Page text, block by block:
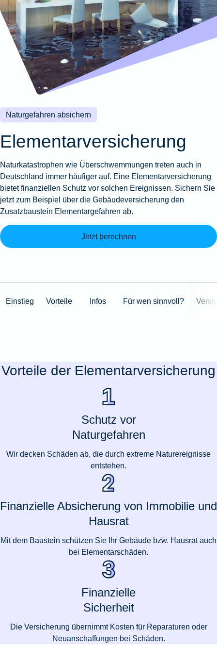
Wohnungsschutzbrief
Zur
Produktübersicht
Gewässerschadenhaftpflicht
Zur
Produktübersicht
Zur
Produktübersicht
Reisehaftpflichtversicherung
Reiserücktrittsversicherung
Zur
Produktübersicht
Zur
Produktübersicht
Zur
Produktübersicht
Zur
Produktübersicht
Montageversicherung
Zur
Produktübersicht
Gruppenunfall für
Betriebe
Gruppenunfall für
Vereine
Produktübersicht
Kunstversicherung
Ausstellungsversicherung
Valorenversicherung
Oldtimersammlungsversicherung
Zur
Naturgefahren absichern
Elementarversicherung
Naturkatastrophen wie Überschwemmungen treten auch in
Deutschland immer häufiger auf. Eine Elementarversicherung
bietet finanziellen Schutz vor solchen Ereignissen. Sichern Sie
jetzt zum Beispiel über die Gebäudeversicherung den
Zusatzbaustein Elementargefahren ab.
Jetzt berechnen
Einstieg Vorteile Infos Für wen sinnvoll?
Vorteile der Elementarversicherung
Schutz vor
Naturgefahren
Wir decken Schäden ab, die durch extreme Naturereignisse
entstehen.
Finanzielle Absicherung von Immobilie und
Hausrat
Mit dem Baustein schützen Sie Ihr Gebäude bzw. Hausrat auch
bei Elementarschäden.
Finanzielle
Sicherheit
Die Versicherung übernimmt Kosten für Reparaturen oder
Neuanschaffungen bei Schäden.